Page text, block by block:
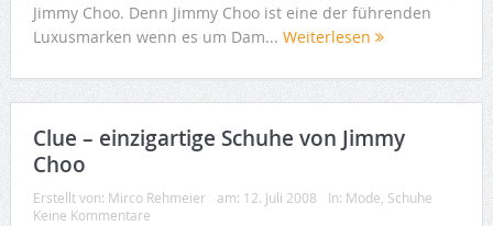
Jimmy Choo. Denn Jimmy Choo ist eine der führenden
Luxusmarken wenn es um Dam... Weiterlesen
Clue – einzigartige Schuhe von Jimmy
Choo
Erstellt von: Mirco Rehmeier am: 12. Juli 2008 In: Mode Schuhe
Keine Kommentare